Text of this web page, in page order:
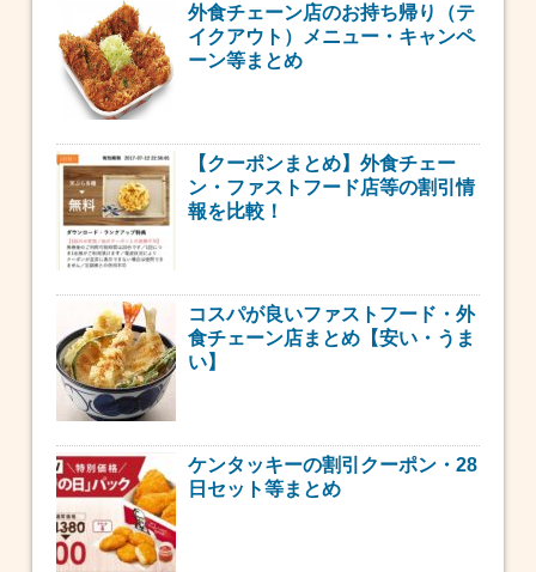
外食チェーン店のお持ち帰り（テ
イクアウト）メニュー・キャンペ
ーン等まとめ
【クーポンまとめ】外食チェー
ン・ファストフード店等の割引情
報を比較！
コスパが良いファストフード・外
食チェーン店まとめ【安い・うま
い】
ケンタッキーの割引クーポン・28
日セット等まとめ